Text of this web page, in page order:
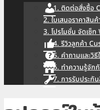
1. ติดต่อสั่งซื้อ
2. ใบเสนอราคาสิ
3. โปรโมชั่น จัดเซ็
4. รีวิวลูกค้า
5. คำถามและวิ
6. ทำความรู้จัก
7. การรับประกั